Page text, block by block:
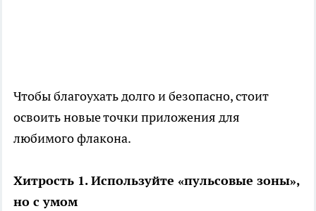
Чтобы благоухать долго и безопасно, стоит
освоить новые точки приложения для
любимого флакона.
Хитрость 1. Используйте «пульсовые зоны»,
но с умом